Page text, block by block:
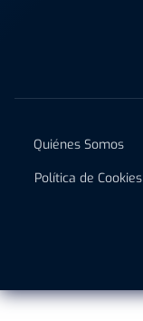
Quiénes Somos
Política de Cookies